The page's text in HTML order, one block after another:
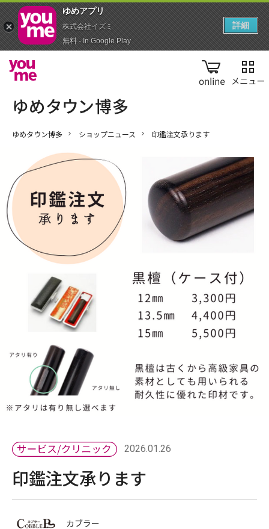
online
ゆめタウン博多 ショップニュース 印鑑注文承ります
2026.01.26
印鑑注文承ります
カブラー
ゆめアプ‪リ‬
株式会社イズミ
無料 - In Google Play
詳細